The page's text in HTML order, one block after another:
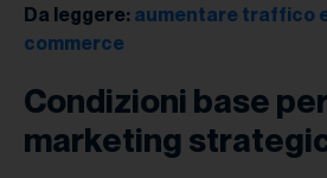
Da leggere: aumentare traffico
commerce
Condizioni base
marketing